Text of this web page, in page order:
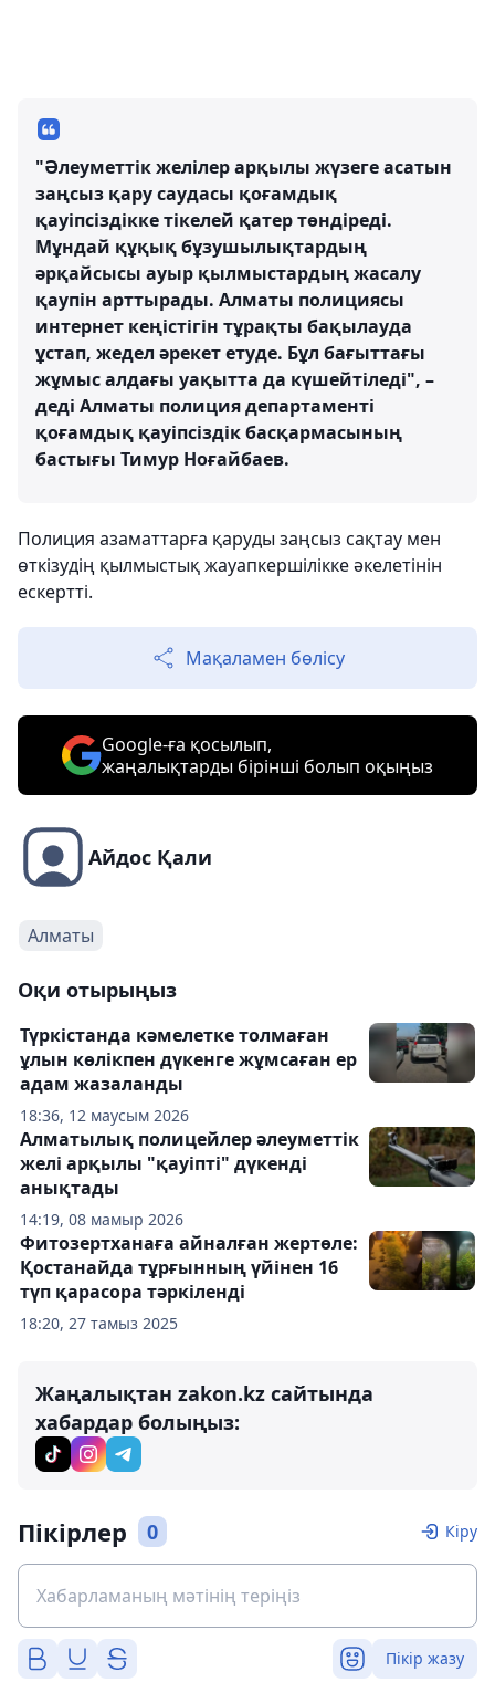
"Әлеуметтік желілер арқылы жүзеге асатын
заңсыз қару саудасы қоғамдық
қауіпсіздікке тікелей қатер төндіреді.
Мұндай құқық бұзушылықтардың
әрқайсысы ауыр қылмыстардың жасалу
қаупін арттырады. Алматы полициясы
интернет кеңістігін тұрақты бақылауда
ұстап, жедел әрекет етуде. Бұл бағыттағы
жұмыс алдағы уақытта да күшейтіледі", –
деді Алматы полиция департаменті
қоғамдық қауіпсіздік басқармасының
бастығы Тимур Ноғайбаев.
Полиция азаматтарға қаруды заңсыз сақтау мен
өткізудің қылмыстық жауапкершілікке әкелетінін
ескертті.
Мақаламен бөлісу
Google-ға қосылып,
жаңалықтарды бірінші болып оқыңыз
Айдос Қали
Алматы
Оқи отырыңыз
18:36, 12 маусым 2026
Түркістанда кәмелетке толмаған
ұлын көлікпен дүкенге жұмсаған ер
адам жазаланды
14:19, 08 мамыр 2026
Алматылық полицейлер әлеуметтік
желі арқылы "қауіпті" дүкенді
анықтады
18:20, 27 тамыз 2025
Фитозертханаға айналған жертөле:
Қостанайда тұрғынның үйінен 16
түп қарасора тәркіленді
Жаңалықтан zakon.kz сайтында
хабардар болыңыз:
Пікірлер 0 Кіру
Пікір жазу